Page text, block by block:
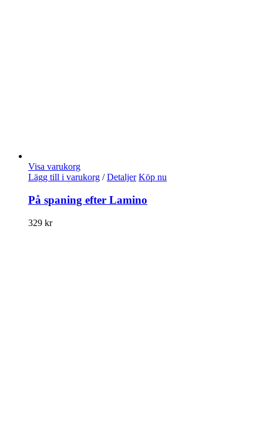
Visa varukorg
Lägg till i varukorg / Detaljer Köp nu
På spaning efter Lamino
329 kr